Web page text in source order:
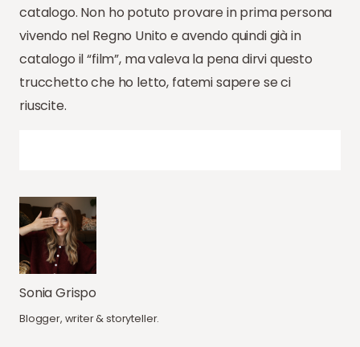
catalogo. Non ho potuto provare in prima persona
vivendo nel Regno Unito e avendo quindi già in
catalogo il “film”, ma valeva la pena dirvi questo
trucchetto che ho letto, fatemi sapere se ci
riuscite.
Sonia Grispo
Blogger, writer & storyteller.